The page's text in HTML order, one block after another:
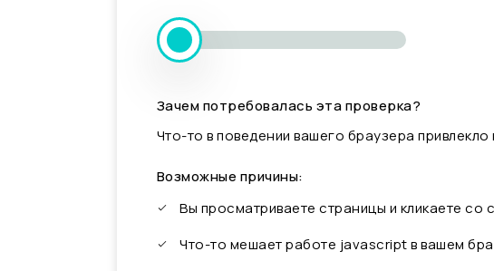
Зачем потребовалась эта проверка?
Что-то в поведении вашего браузера
Возможные причины:
Вы просматриваете страницы и кликаете
Что-то мешает работе javascript в вашем